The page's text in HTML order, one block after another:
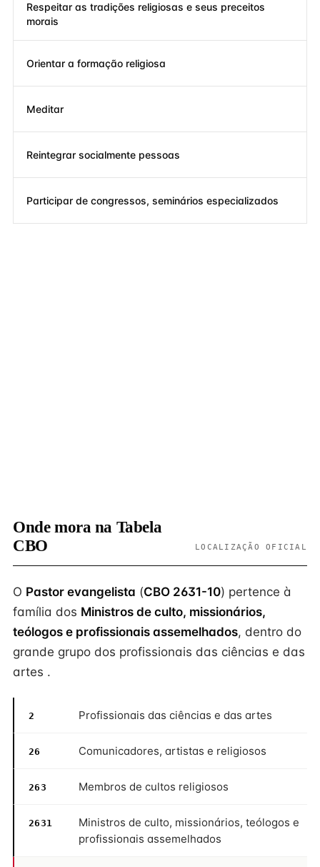
Respeitar as tradições religiosas e seus preceitos
morais
Orientar a formação religiosa
Meditar
Reintegrar socialmente pessoas
Participar de congressos, seminários especializados
Onde mora na Tabela
CBO
LOCALIZAÇÃO OFICIAL
O Pastor evangelista (CBO 2631-10) pertence à
família dos Ministros de culto, missionários,
teólogos e profissionais assemelhados, dentro do
grande grupo dos profissionais das ciências e das
artes .
2 Profissionais das ciências e das artes
26 Comunicadores, artistas e religiosos
263 Membros de cultos religiosos
2631
Ministros de culto, missionários, teólogos e
profissionais assemelhados